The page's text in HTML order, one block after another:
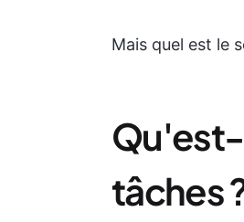
Mais quel est le
tâches